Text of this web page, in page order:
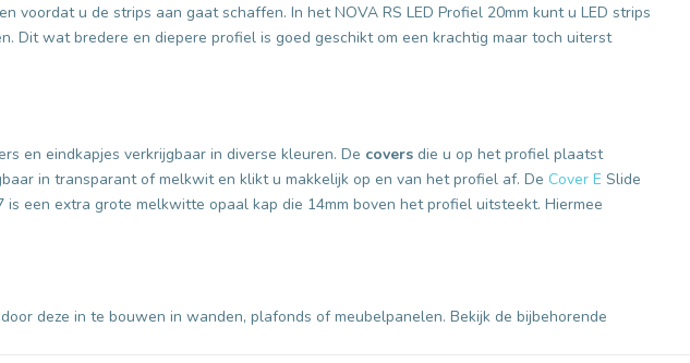
u de strips aan gaat schaffen. In het NOVA RS LED Profiel 20mm kunt u LED strips
Dit wat bredere en diepere profiel is goed geschikt om een krachtig maar toch uiterst
en eindkapjes verkrijgbaar in diverse kleuren. De covers die u op het profiel plaatst
in transparant of melkwit en klikt u makkelijk op en van het profiel af. De Cover E Slide
een extra grote melkwitte opaal kap die 14mm boven het profiel uitsteekt. Hiermee
deze in te bouwen in wanden, plafonds of meubelpanelen. Bekijk de bijbehorende